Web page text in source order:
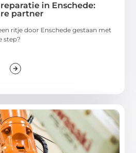
in Enschede:
partner
ritje door Enschede gestaan met
step?